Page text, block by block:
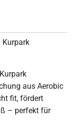
Kurpark
aus Aerobic
fit, fördert
– perfekt für